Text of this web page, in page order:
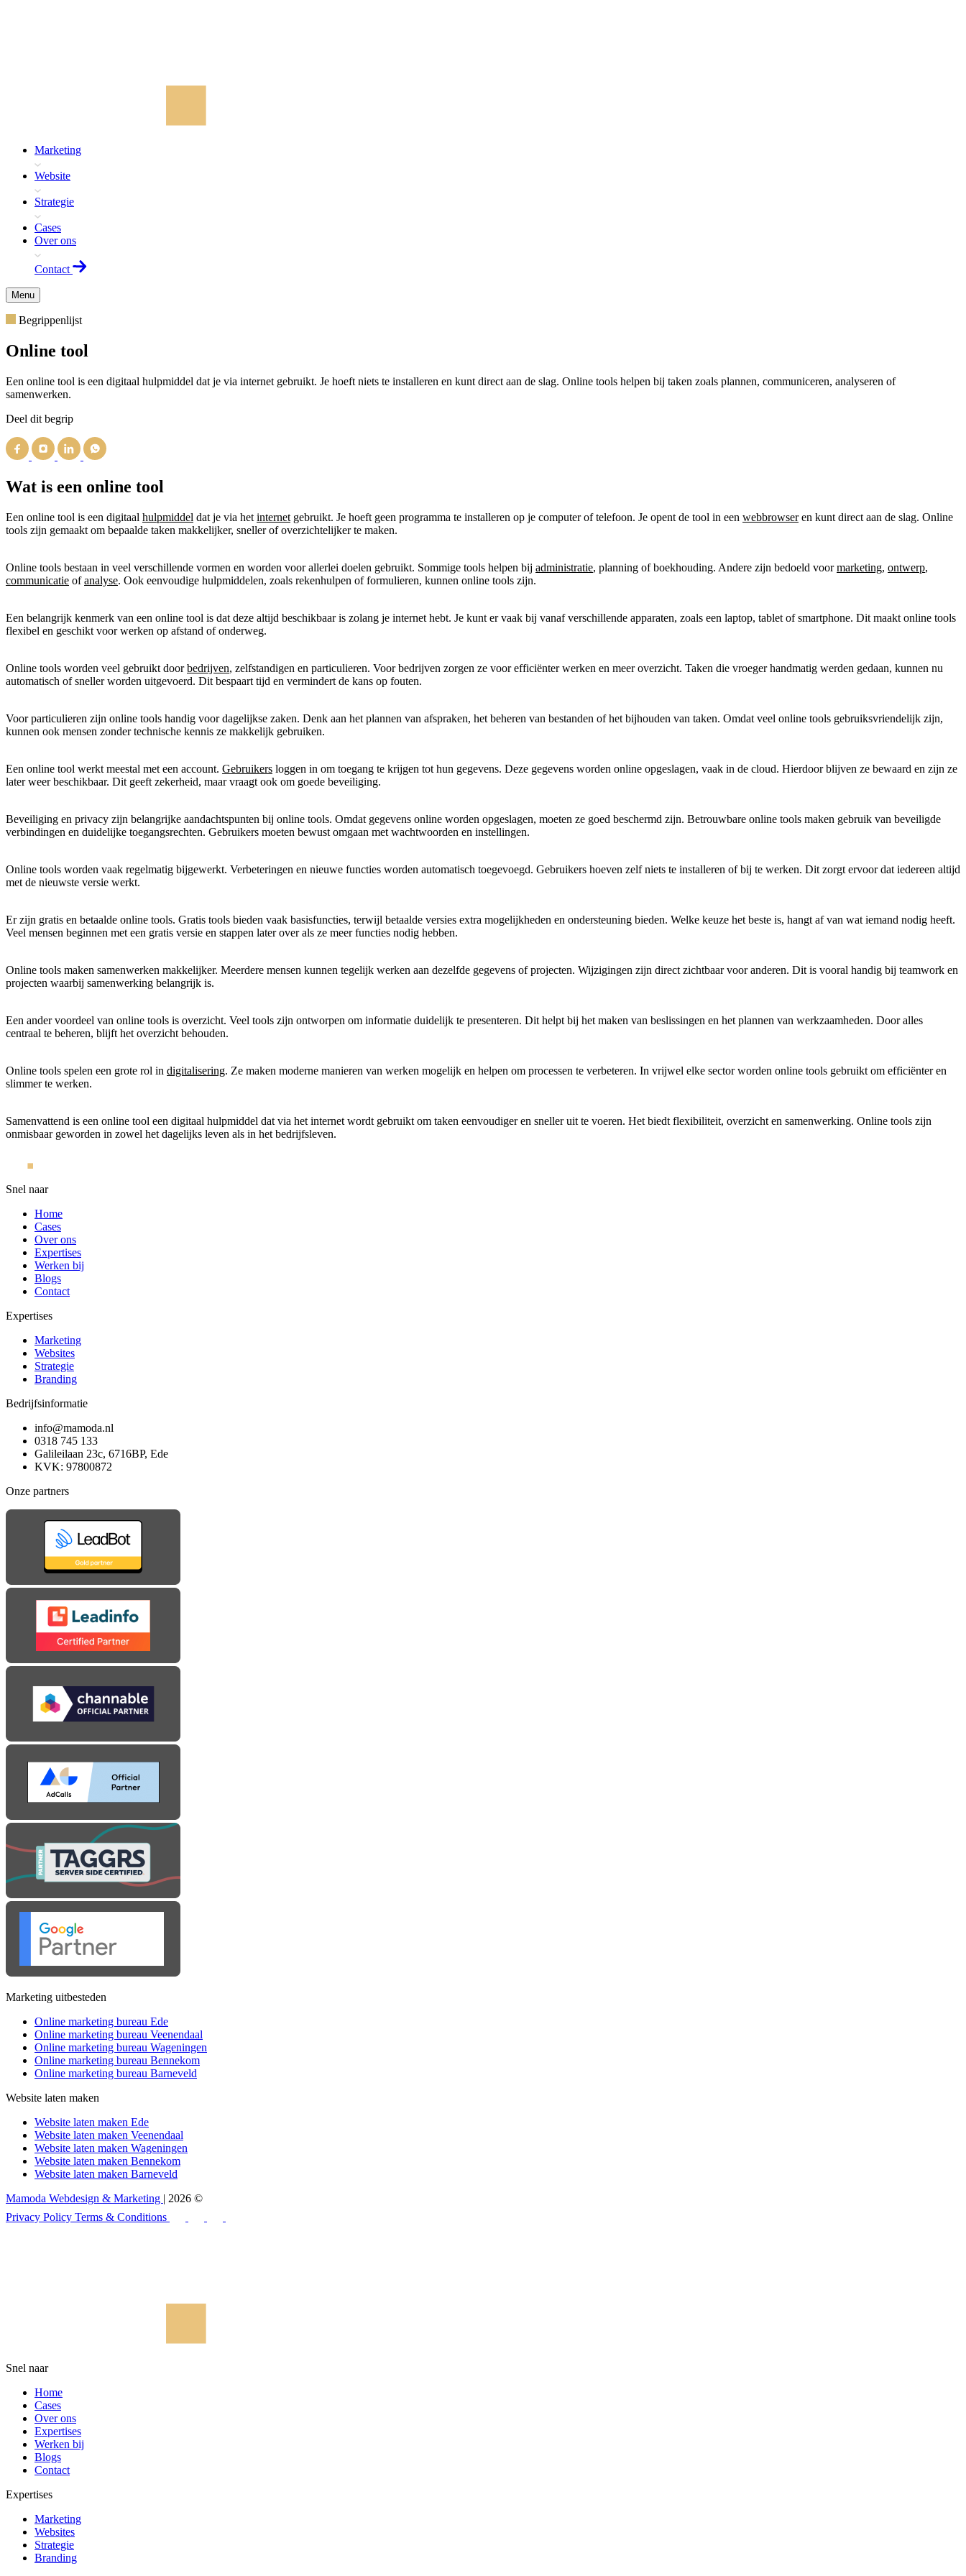
Marketing
Website
Strategie
Cases
Over ons
Contact
Menu
Begrippenlijst
Online tool
Een online tool is een digitaal hulpmiddel dat je via internet gebruikt. Je hoeft niets te installeren en kunt direct aan de slag. Online tools helpen bij taken zoals plannen, communiceren, analyseren of
samenwerken.
Deel dit begrip
Wat is een online tool
Een online tool is een digitaal hulpmiddel dat je via het internet gebruikt. Je hoeft geen programma te installeren op je computer of telefoon. Je opent de tool in een webbrowseren kunt direct aan de slag. Online
tools zijn gemaakt om bepaalde taken makkelijker, sneller of overzichtelijker te maken.
Online tools bestaan in veel verschillende vormen en worden voor allerlei doelen gebruikt. Sommige tools helpen bij administratie, planning of boekhouding. Andere zijn bedoeld voormarketing, ontwerp,
communicatie ofanalyse. Ook eenvoudige hulpmiddelen, zoals rekenhulpen of formulieren, kunnen online tools zijn.
Een belangrijk kenmerk van een online tool is dat deze altijd beschikbaar is zolang je internet hebt. Je kunt er vaak bij vanaf verschillende apparaten, zoals een laptop, tablet of smartphone. Dit maakt online tools
flexibel en geschikt voor werken op afstand of onderweg.
Online tools worden veel gebruikt doorbedrijven, zelfstandigen en particulieren. Voor bedrijven zorgen ze voor efficiënter werken en meer overzicht. Taken die vroeger handmatig werden gedaan, kunnen nu
automatisch of sneller worden uitgevoerd. Dit bespaart tijd en vermindert de kans op fouten.
Voor particulieren zijn online tools handig voor dagelijkse zaken. Denk aan het plannen van afspraken, het beheren van bestanden of het bijhouden van taken. Omdat veel online tools gebruiksvriendelijk zijn,
kunnen ook mensen zonder technische kennis ze makkelijk gebruiken.
Een online tool werkt meestal met een account. Gebruikers loggen in om toegang te krijgen tot hun gegevens. Deze gegevens worden online opgeslagen, vaak in de cloud. Hierdoor blijven ze bewaard en zijn ze
later weer beschikbaar. Dit geeft zekerheid, maar vraagt ook om goede beveiliging.
Beveiliging en privacy zijn belangrijke aandachtspunten bij online tools. Omdat gegevens online worden opgeslagen, moeten ze goed beschermd zijn. Betrouwbare online tools maken gebruik van beveiligde
verbindingen en duidelijke toegangsrechten. Gebruikers moeten bewust omgaan met wachtwoorden en instellingen.
Online tools worden vaak regelmatig bijgewerkt. Verbeteringen en nieuwe functies worden automatisch toegevoegd. Gebruikers hoeven zelf niets te installeren of bij te werken. Dit zorgt ervoor dat iedereen altijd
met de nieuwste versie werkt.
Er zijn gratis en betaalde online tools. Gratis tools bieden vaak basisfuncties, terwijl betaalde versies extra mogelijkheden en ondersteuning bieden. Welke keuze het beste is, hangt af van wat iemand nodig heeft.
Veel mensen beginnen met een gratis versie en stappen later over als ze meer functies nodig hebben.
Online tools maken samenwerken makkelijker. Meerdere mensen kunnen tegelijk werken aan dezelfde gegevens of projecten. Wijzigingen zijn direct zichtbaar voor anderen. Dit is vooral handig bij teamwork en
projecten waarbij samenwerking belangrijk is.
Een ander voordeel van online tools is overzicht. Veel tools zijn ontworpen om informatie duidelijk te presenteren. Dit helpt bij het maken van beslissingen en het plannen van werkzaamheden. Door alles
centraal te beheren, blijft het overzicht behouden.
Online tools spelen een grote rol in digitalisering. Ze maken moderne manieren van werken mogelijk en helpen om processen te verbeteren. In vrijwel elke sector worden online tools gebruikt om efficiënter en
slimmer te werken.
Samenvattend is een online tool een digitaal hulpmiddel dat via het internet wordt gebruikt om taken eenvoudiger en sneller uit te voeren. Het biedt flexibiliteit, overzicht en samenwerking. Online tools zijn
onmisbaar geworden in zowel het dagelijks leven als in het bedrijfsleven.
Snel naar
Home
Cases
Over ons
Expertises
Werken bij
Blogs
Contact
Expertises
Marketing
Websites
Strategie
Branding
Bedrijfsinformatie
info@mamoda.nl
0318 745 133
Galileilaan 23c, 6716BP, Ede
KVK: 97800872
Onze partners
Marketing uitbesteden
Online marketing bureau Ede
Online marketing bureau Veenendaal
Online marketing bureau Wageningen
Online marketing bureau Bennekom
Online marketing bureau Barneveld
Website laten maken
Website laten maken Ede
Website laten maken Veenendaal
Website laten maken Wageningen
Website laten maken Bennekom
Website laten maken Barneveld
Mamoda Webdesign & Marketing | 2026 ©
Privacy Policy Terms & Conditions
Snel naar
Home
Cases
Over ons
Expertises
Werken bij
Blogs
Contact
Expertises
Marketing
Websites
Strategie
Branding